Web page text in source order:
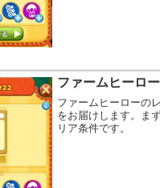
ファームヒーロ
ファームヒーローの
をお届けします。ま
リア条件です。